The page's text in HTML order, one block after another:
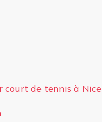
court de tennis à Nice